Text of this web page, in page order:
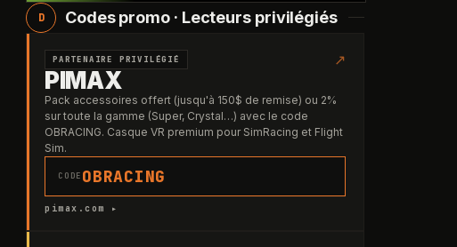
D Codes promo · Lecteurs privilégiés
PARTENAIRE PRIVILÉGIÉ ↗
PIMAX
Pack accessoires offert (jusqu'à 150$ de remise) ou 2%
sur toute la gamme (Super, Crystal…) avec le code
OBRACING. Casque VR premium pour SimRacing et Flight
Sim.
CODE OBRACING
pimax.com ▸